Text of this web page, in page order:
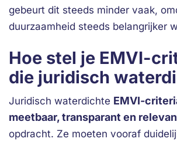
gebeurt dit steeds minder vaak,
duurzaamheid steeds belangrijker
Hoe stel je EMVI-
die juridisch
Juridisch waterdichte EMVI-
meetbaar, transparant en
opdracht. Ze moeten vooraf